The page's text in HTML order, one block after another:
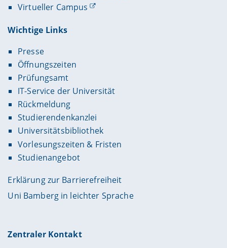
Virtueller Campus
Wichtige Links
Presse
Öffnungszeiten
Prüfungsamt
IT-Service der Universität
Rückmeldung
Studierendenkanzlei
Universitätsbibliothek
Vorlesungszeiten & Fristen
Studienangebot
Erklärung zur Barrierefreiheit
Uni Bamberg in leichter Sprache
Zentraler Kontakt